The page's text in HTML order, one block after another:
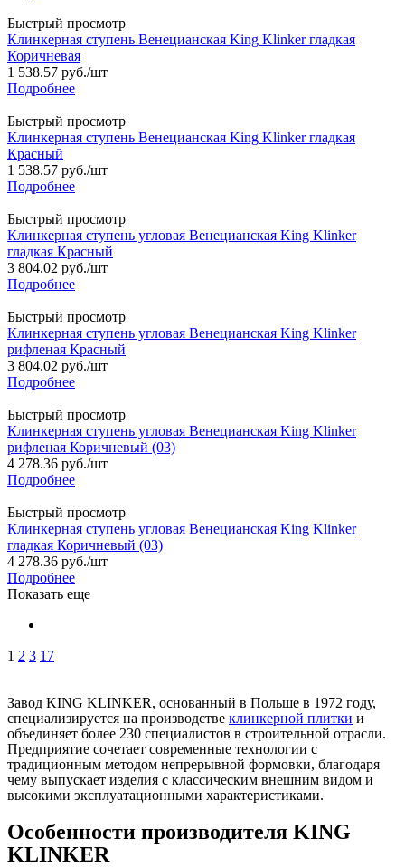
Быстрый просмотр
Клинкерная ступень Венецианская King Klinker гладкая
Коричневая
1 538.57 руб./шт
Подробнее
Быстрый просмотр
Клинкерная ступень Венецианская King Klinker гладкая
Красный
1 538.57 руб./шт
Подробнее
Быстрый просмотр
Клинкерная ступень угловая Венецианская King Klinker
гладкая Красный
3 804.02 руб./шт
Подробнее
Быстрый просмотр
Клинкерная ступень угловая Венецианская King Klinker
рифленая Красный
3 804.02 руб./шт
Подробнее
Быстрый просмотр
Клинкерная ступень угловая Венецианская King Klinker
рифленая Коричневый (03)
4 278.36 руб./шт
Подробнее
Быстрый просмотр
Клинкерная ступень угловая Венецианская King Klinker
гладкая Коричневый (03)
4 278.36 руб./шт
Подробнее
Показать еще
1 2 3 17
Завод KING KLINKER, основанный в Польше в 1972 году,
специализируется на производстве клинкерной плитки и
объединяет более 230 специалистов в строительной отрасли.
Предприятие сочетает современные технологии с
традиционным методом непрерывной формовки, благодаря
чему выпускает изделия с классическим внешним видом и
высокими эксплуатационными характеристиками.
Особенности производителя KING
KLINKER